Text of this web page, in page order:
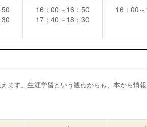
16：00～16：50
17：40～18：30
16：00
ます。生涯学習という観点からも、本から情